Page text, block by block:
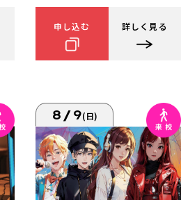
申し込む 詳しく見る
8/9(日)